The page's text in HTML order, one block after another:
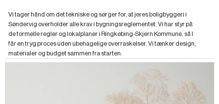
Vi tager hånd om det tekniske og sørger for, at jeres boligbyggeri i
Søndervig overholder alle krav i bygningsreglementet. Vi har styr på
de formelle regler og lokalplaner i Ringkøbing-Skjern Kommune, så I
får en tryg proces uden ubehagelige overraskelser. Vi tænker design,
materialer og budget sammen fra starten.